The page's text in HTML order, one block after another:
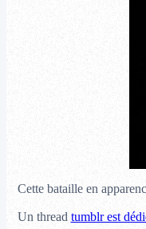
Cette bataille en
Un thread tumblr est